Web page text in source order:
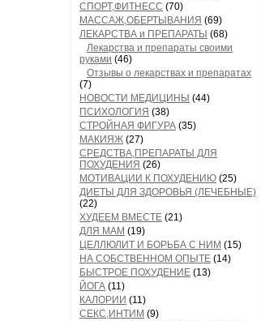
СПОРТ,ФИТНЕСС (70)
МАССАЖ,ОБЕРТЫВАНИЯ (69)
ЛЕКАРСТВА и ПРЕПАРАТЫ (68)
Лекарства и препараты своими
руками (46)
Отзывы о лекарствах и препаратах
(7)
НОВОСТИ МЕДИЦИНЫ (44)
ПСИХОЛОГИЯ (38)
СТРОЙНАЯ ФИГУРА (35)
МАКИЯЖ (27)
СРЕДСТВА,ПРЕПАРАТЫ ДЛЯ
ПОХУДЕНИЯ (26)
МОТИВАЦИИ К ПОХУДЕНИЮ (25)
ДИЕТЫ ДЛЯ ЗДОРОВЬЯ (ЛЕЧЕБНЫЕ)
(22)
ХУДЕЕМ ВМЕСТЕ (21)
ДЛЯ МАМ (19)
ЦЕЛЛЮЛИТ И БОРЬБА С НИМ (15)
НА СОБСТВЕННОМ ОПЫТЕ (14)
БЫСТРОЕ ПОХУДЕНИЕ (13)
ЙОГА (11)
КАЛОРИИ (11)
СЕКС,ИНТИМ (9)